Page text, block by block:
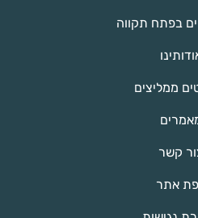
בפתח תקווה
ממליצים
קשר
אתר